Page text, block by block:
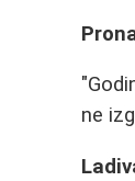
ne